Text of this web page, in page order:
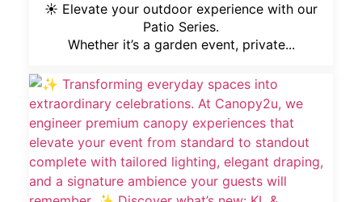
☀️ Elevate your outdoor experience with our
Patio Series.
Whether it’s a garden event, private...